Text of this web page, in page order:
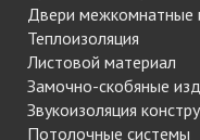
Двери межкомнатные
Теплоизоляция
Листовой материал
Замочно-скобяные
Звукоизоляция
Потолочные системы